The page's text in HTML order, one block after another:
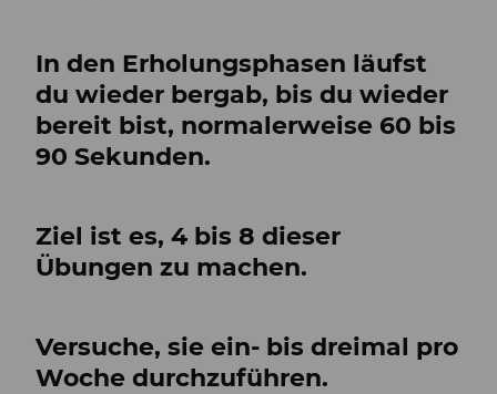
In den Erholungsphasen läufst
du wieder bergab, bis du wieder
bereit bist, normalerweise 60 bis
90 Sekunden.
Ziel ist es, 4 bis 8 dieser
Übungen zu machen.
Versuche, sie ein- bis dreimal pro
Woche durchzuführen.